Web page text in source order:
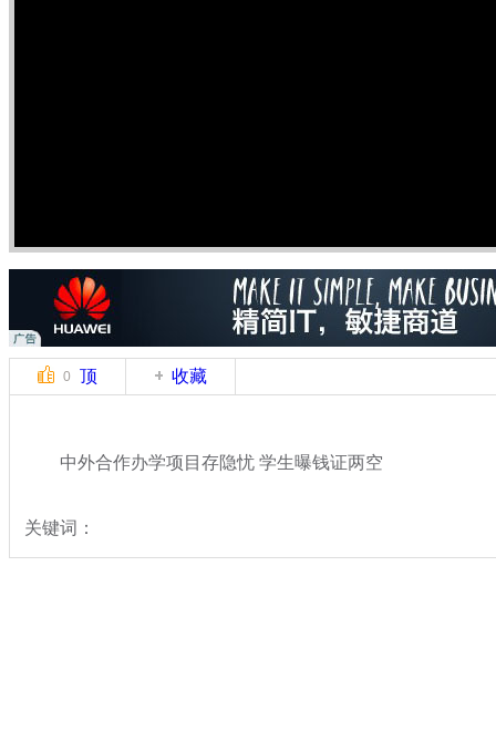
0 顶 收藏
中外合作办学项目存隐忧 学生曝钱证两空
关键词：